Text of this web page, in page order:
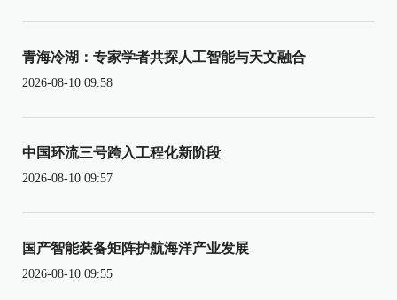
青海冷湖：专家学者共探人工智能与天文融合
2026-08-10 09:58
中国环流三号跨入工程化新阶段
2026-08-10 09:57
国产智能装备矩阵护航海洋产业发展
2026-08-10 09:55